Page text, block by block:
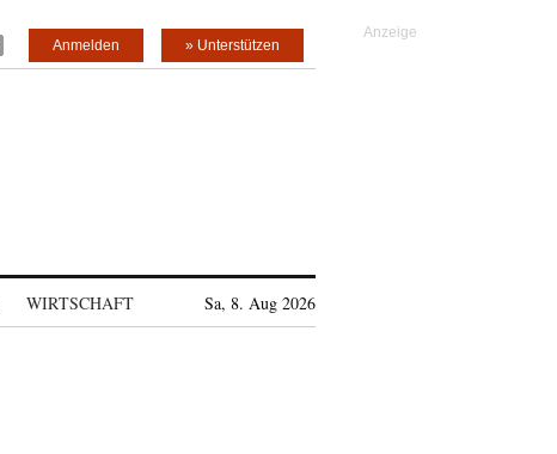
» Unterstützen
Anmelden
WIRTSCHAFT Sa, 8. Aug 2026